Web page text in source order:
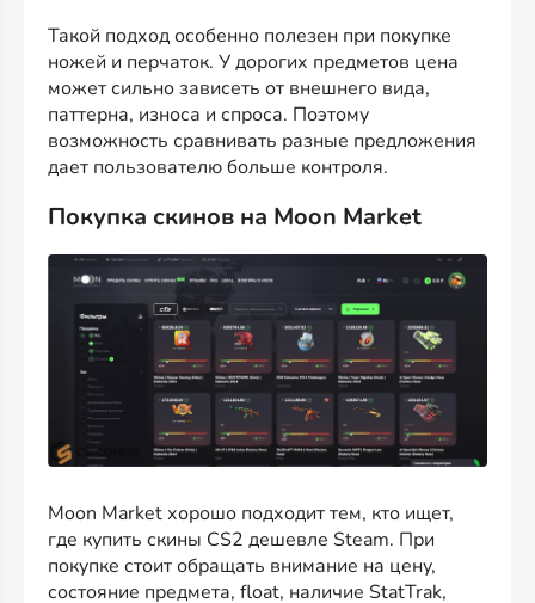
Такой подход особенно полезен при покупке
ножей и перчаток. У дорогих предметов цена
может сильно зависеть от внешнего вида,
паттерна, износа и спроса. Поэтому
возможность сравнивать разные предложения
дает пользователю больше контроля.
Покупка скинов на Moon Market
Moon Market хорошо подходит тем, кто ищет,
где купить скины CS2 дешевле Steam. При
покупке стоит обращать внимание на цену,
состояние предмета, float, наличие StatTrak,